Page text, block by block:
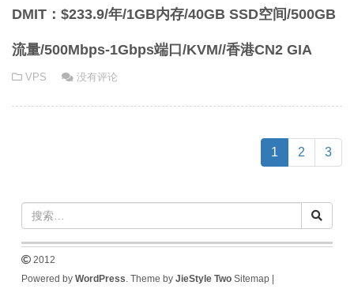
DMIT：$233.9/年/1GB内存/40GB SSD空间/500GB
流量/500Mbps-1Gbps端口/KVM//香港CN2 GIA
VPS 没有评论
1 (current)
2 3
2012
Powered by WordPress. Theme by JieStyle Two Sitemap|